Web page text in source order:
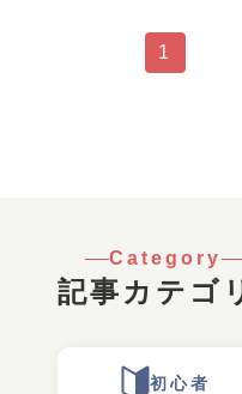
1
Category
記事カテゴ
初心者